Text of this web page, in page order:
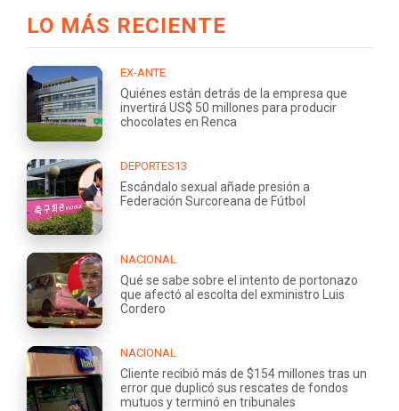
LO MÁS RECIENTE
EX-ANTE
Quiénes están detrás de la empresa que
invertirá US$ 50 millones para producir
chocolates en Renca
DEPORTES13
Escándalo sexual añade presión a
Federación Surcoreana de Fútbol
NACIONAL
Qué se sabe sobre el intento de portonazo
que afectó al escolta del exministro Luis
Cordero
NACIONAL
Cliente recibió más de $154 millones tras un
error que duplicó sus rescates de fondos
mutuos y terminó en tribunales